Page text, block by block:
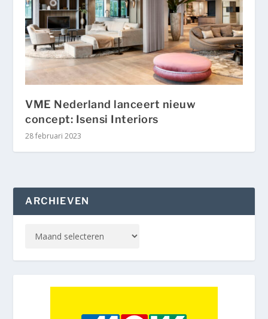
VME Nederland lanceert nieuw
concept: Isensi Interiors
28 februari 2023
ARCHIEVEN